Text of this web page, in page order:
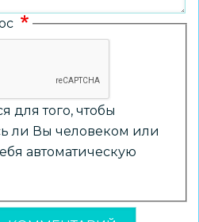
для того, чтобы
ли Вы человеком или
автоматическую